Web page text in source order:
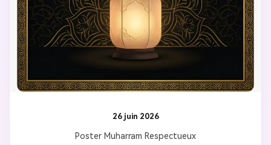
26 juin 2026
Poster Muharram Respectueux